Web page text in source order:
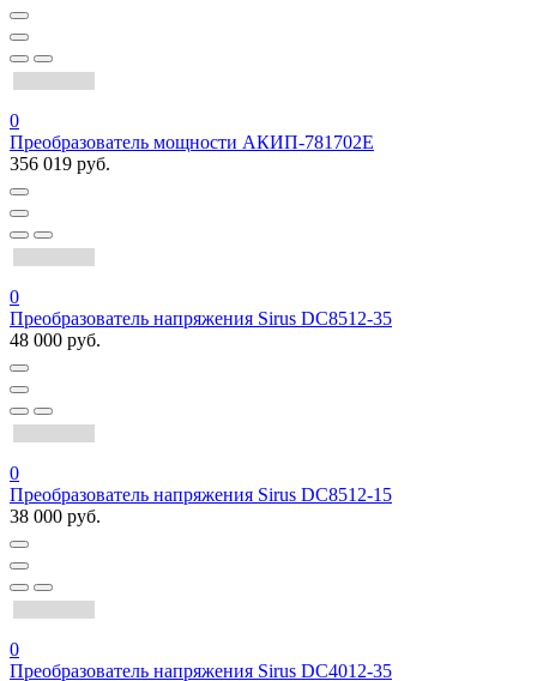
0
Преобразователь мощности АКИП-781702E
356 019 руб.
0
Преобразователь напряжения Sirus DC8512-35
48 000 руб.
0
Преобразователь напряжения Sirus DC8512-15
38 000 руб.
0
Преобразователь напряжения Sirus DC4012-35